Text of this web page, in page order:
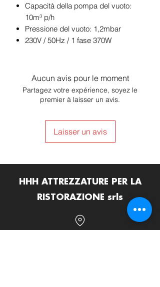
Capacità della pompa del vuoto:
10m³ p/h
Pressione del vuoto: 1,2mbar
230V / 50Hz / 1 fase 370W
Aucun avis pour le moment
Partagez votre expérience, soyez le
premier à laisser un avis.
Laisser un avis
HHH ATTREZZATURE PER LA
RISTORAZIONE srls